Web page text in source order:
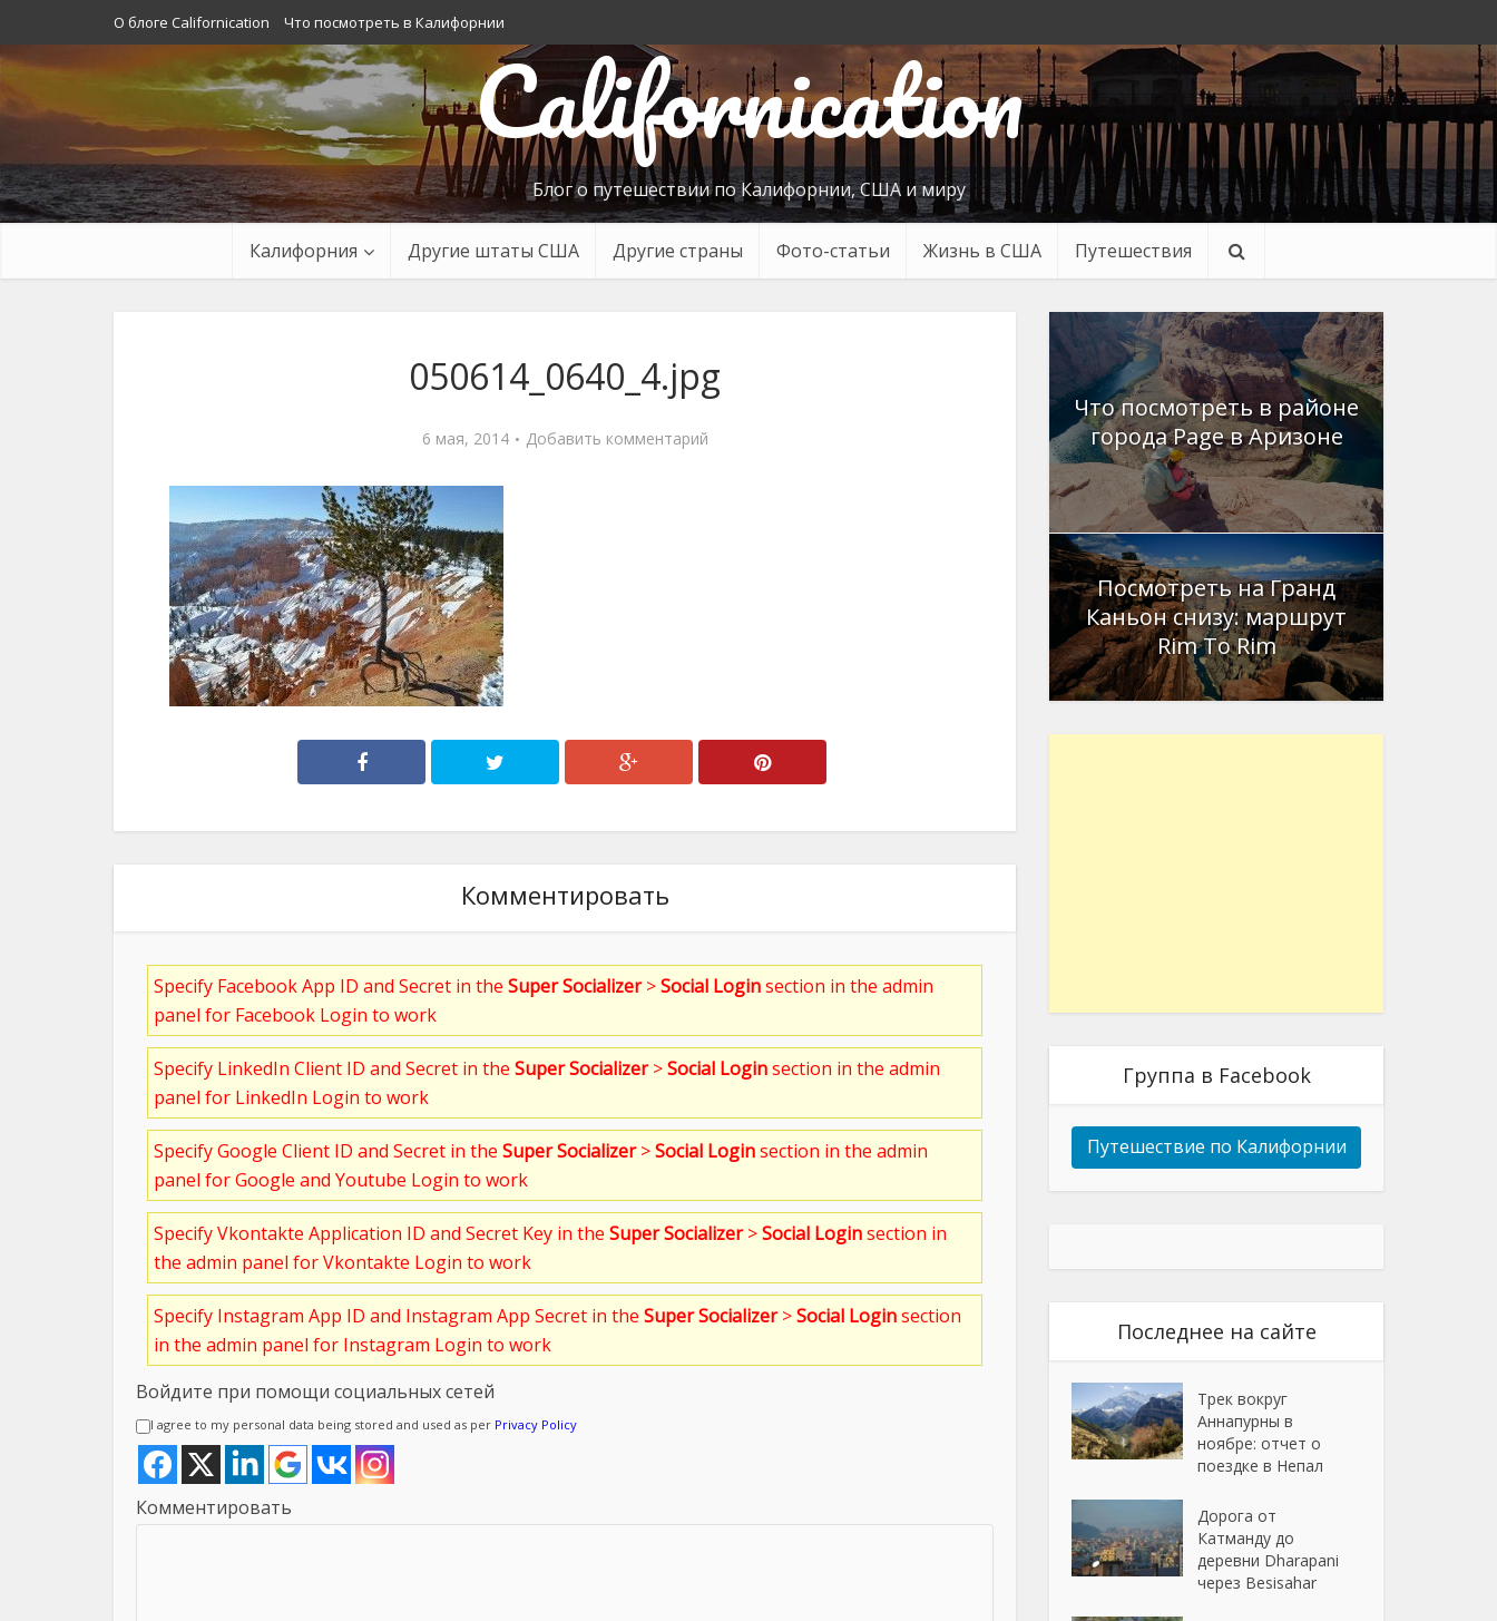
О блоге Californication Что посмотреть в КалифорнииCalifornication
Блог о путешествии по Калифорнии, США и миру
Калифорния Другие штаты США Другие страны Фото-статьи Жизнь в США Путешествия
050614_0640_4.jpg
6 мая, 2014 Добавить комментарий
Комментировать
Specify Facebook App ID and Secret in the Super Socializer>Social Loginsection in the admin
panel for Facebook Login to work
Specify LinkedIn Client ID and Secret in the Super Socializer>Social Loginsection in the admin
panel for LinkedIn Login to work
Specify Google Client ID and Secret in the Super Socializer>Social Loginsection in the admin
panel for Google and Youtube Login to work
Specify Vkontakte Application ID and Secret Key in the Super Socializer>Social Loginsection in
the admin panel for Vkontakte Login to work
Specify Instagram App ID and Instagram App Secret in the Super Socializer>Social Loginsection
in the admin panel for Instagram Login to work
Войдите при помощи социальных сетей
I agree to my personal data being stored and used as per Privacy Policy
Комментировать
Что посмотреть в районе
города Page в Аризоне
Посмотреть на Гранд
Каньон снизу: маршрут
Rim To Rim
Группа в Facebook
Путешествие по Калифорнии
Последнее на сайте
Трек вокруг
Аннапурны в
ноябре: отчет о
поездке в Непал
Дорога от
Катманду до
деревни Dharapani
через Besisahar